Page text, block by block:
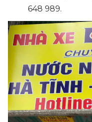
648 989.